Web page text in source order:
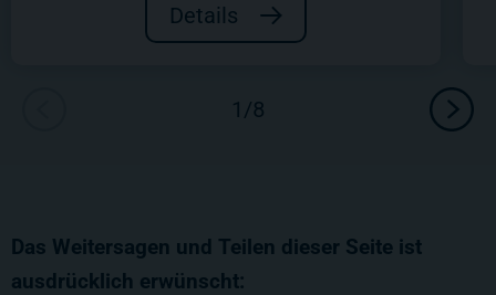
Details
Das Weitersagen und Teilen dieser Seite ist
ausdrücklich erwünscht: